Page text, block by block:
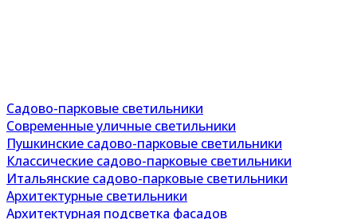
Садово-парковые светильники
Современные уличные светильники
Пушкинские садово-парковые светильники
Классические садово-парковые светильники
Итальянские садово-парковые светильники
Архитектурные светильники
Архитектурная подсветка фасадов